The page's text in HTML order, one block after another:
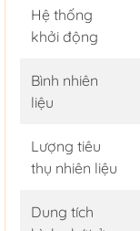
Hệ thống
khởi động
Bình nhiên
liệu
Lượng tiêu
thụ nhiên liệu
Dung tích